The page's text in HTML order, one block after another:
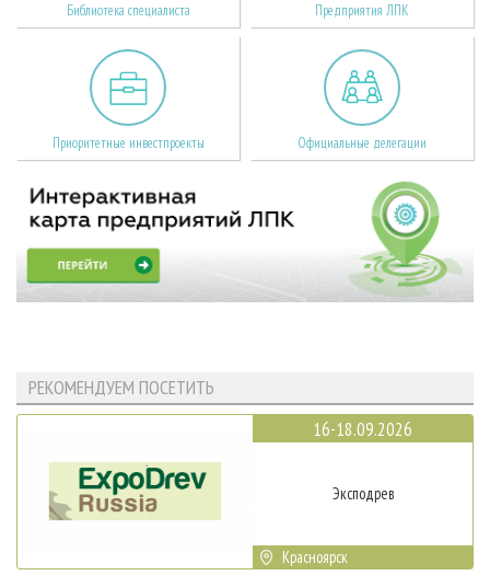
Библиотека специалиста Предприятия ЛПК
Приоритетные инвестпроекты Официальные делегации
РЕКОМЕНДУЕМ ПОСЕТИТЬ
16-18.09.2026
Эксподрев
Красноярск